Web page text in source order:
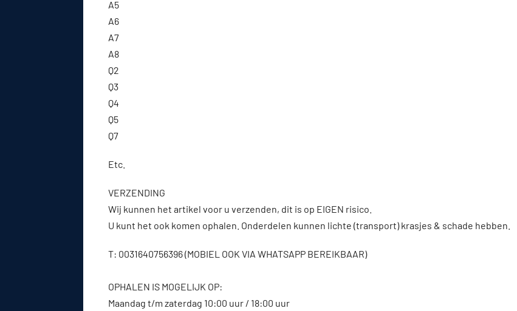
A5
A6
A7
A8
Q2
Q3
Q4
Q5
Q7
Etc.
VERZENDING
Wij kunnen het artikel voor u verzenden, dit is op EIGEN risico.
U kunt het ook komen ophalen. Onderdelen kunnen lichte (transport) krasjes & schade hebben.
T: 0031640756396 (MOBIEL OOK VIA WHATSAPP BEREIKBAAR)
OPHALEN IS MOGELIJK OP:
Maandag t/m zaterdag 10:00 uur / 18:00 uur